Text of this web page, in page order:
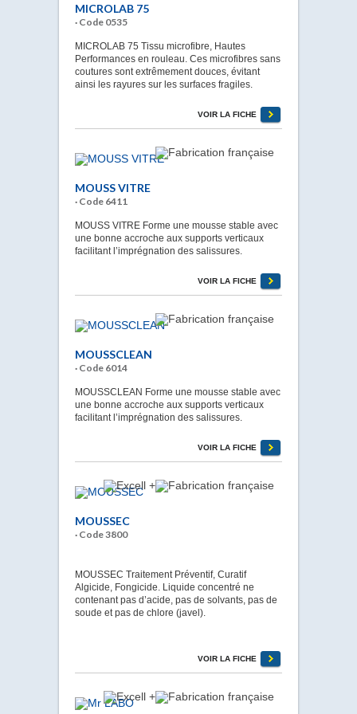
MICROLAB 75
· Code 0535
MICROLAB 75 Tissu microfibre, Hautes
Performances en rouleau. Ces microfibres sans
coutures sont extrêmement douces, évitant
ainsi les rayures sur les surfaces fragiles.
VOIR LA FICHE
MOUSS VITRE
· Code 6411
MOUSS VITRE Forme une mousse stable avec
une bonne accroche aux supports verticaux
facilitant l’imprégnation des salissures.
VOIR LA FICHE
MOUSSCLEAN
· Code 6014
MOUSSCLEAN Forme une mousse stable avec
une bonne accroche aux supports verticaux
facilitant l’imprégnation des salissures.
VOIR LA FICHE
MOUSSEC
· Code 3800
MOUSSEC Traitement Préventif, Curatif
Algicide, Fongicide. Liquide concentré ne
contenant pas d’acide, pas de solvants, pas de
soude et pas de chlore (javel).
VOIR LA FICHE